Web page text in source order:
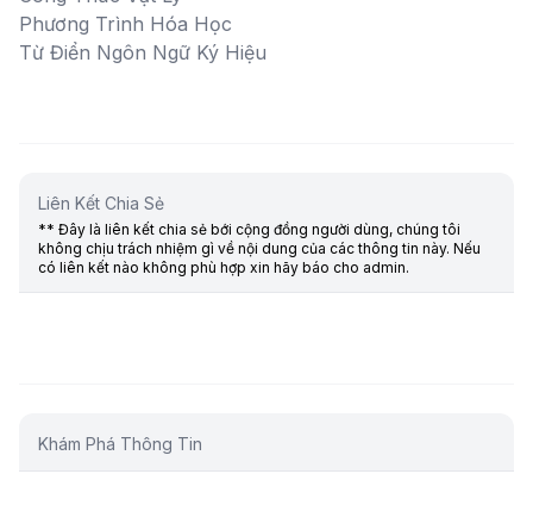
Phương Trình Hóa Học
Từ Điển Ngôn Ngữ Ký Hiệu
Liên Kết Chia Sẻ
** Đây là liên kết chia sẻ bới cộng đồng người dùng, chúng tôi
không chịu trách nhiệm gì về nội dung của các thông tin này. Nếu
có liên kết nào không phù hợp xin hãy báo cho admin.
Khám Phá Thông Tin